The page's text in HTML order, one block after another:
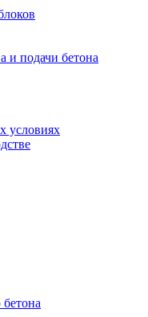
и подачи бетона
условиях